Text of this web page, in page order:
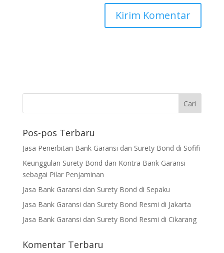
Pos-pos Terbaru
Jasa Penerbitan Bank Garansi dan Surety Bond di Sofifi
Keunggulan Surety Bond dan Kontra Bank Garansi
sebagai Pilar Penjaminan
Jasa Bank Garansi dan Surety Bond di Sepaku
Jasa Bank Garansi dan Surety Bond Resmi di Jakarta
Jasa Bank Garansi dan Surety Bond Resmi di Cikarang
Komentar Terbaru